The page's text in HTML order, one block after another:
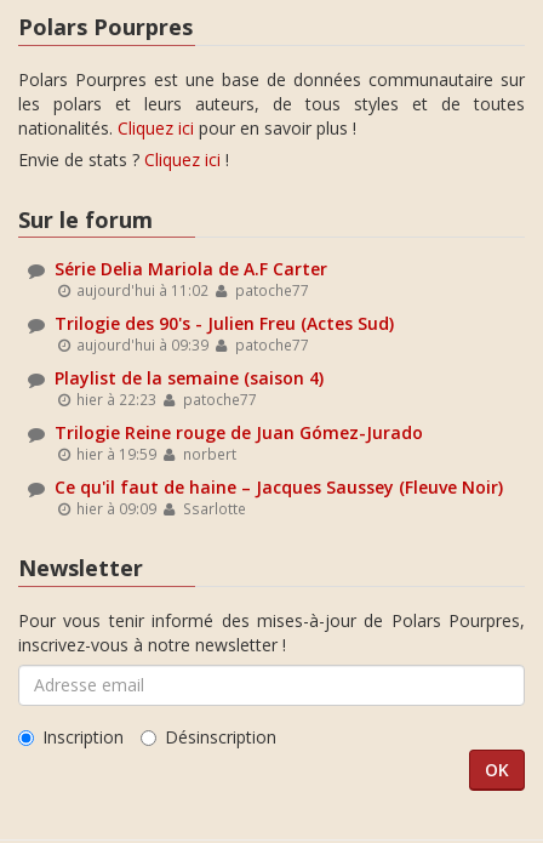
Polars Pourpres
Polars Pourpres est une base de données communautaire sur
les polars et leurs auteurs, de tous styles et de toutes
nationalités. Cliquez ici pour en savoir plus !
Envie de stats ? Cliquez ici !
Sur le forum
Série Delia Mariola de A.F Carter
aujourd'hui à 11:02 patoche77
Trilogie des 90's - Julien Freu (Actes Sud)
aujourd'hui à 09:39 patoche77
Playlist de la semaine (saison 4)
hier à 22:23 patoche77
Trilogie Reine rouge de Juan Gómez-Jurado
hier à 19:59 norbert
Ce qu'il faut de haine – Jacques Saussey (Fleuve Noir)
hier à 09:09 Ssarlotte
Newsletter
Pour vous tenir informé des mises-à-jour de Polars Pourpres,
inscrivez-vous à notre newsletter !
Inscription Désinscription